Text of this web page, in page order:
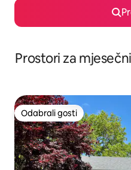
Prostori za
Odabrali gosti
Odabrali gosti